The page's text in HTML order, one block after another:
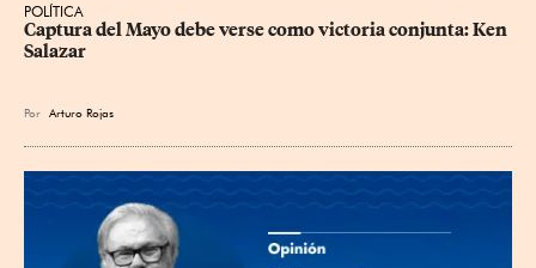
POLÍTICA
Captura del Mayo debe verse como victoria conjunta: Ken
Salazar
Por Arturo Rojas